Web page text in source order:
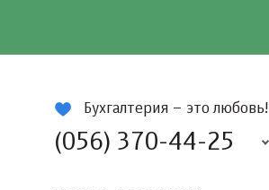
Бухгалтерия – это любовь!
(056) 370-44-25